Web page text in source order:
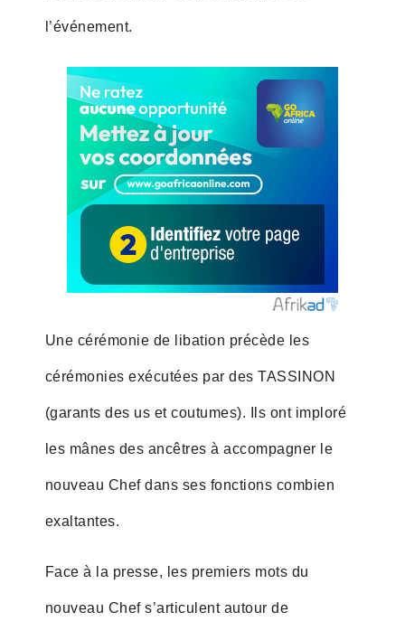
l’événement.
Une cérémonie de libation précède les
cérémonies exécutées par des TASSINON
(garants des us et coutumes). Ils ont imploré
les mânes des ancêtres à accompagner le
nouveau Chef dans ses fonctions combien
exaltantes.
Face à la presse, les premiers mots du
nouveau Chef s’articulent autour de